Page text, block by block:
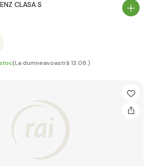
CLASA S
(La dumneavoastră 13.08.)